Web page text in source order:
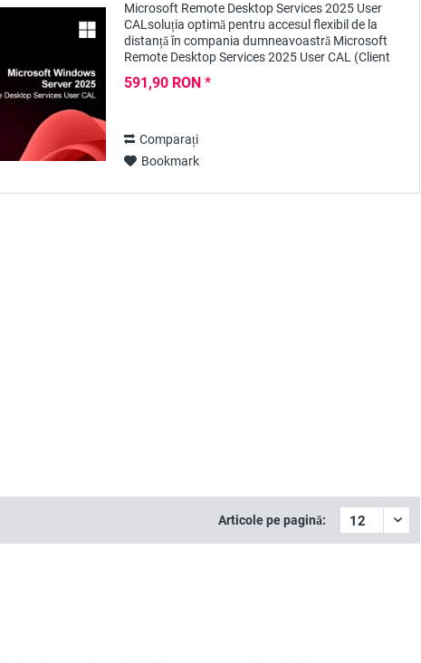
Microsoft Remote Desktop Services 2025 User
CALsoluția optimă pentru accesul flexibil de la
distanță în compania dumneavoastră Microsoft
Remote Desktop Services 2025 User CAL (Client
sigură...
591,90 RON *
Comparați
Bookmark
Articole pe pagină: